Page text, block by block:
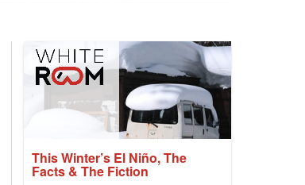
This Winter’s El Niño, The
Facts & The Fiction